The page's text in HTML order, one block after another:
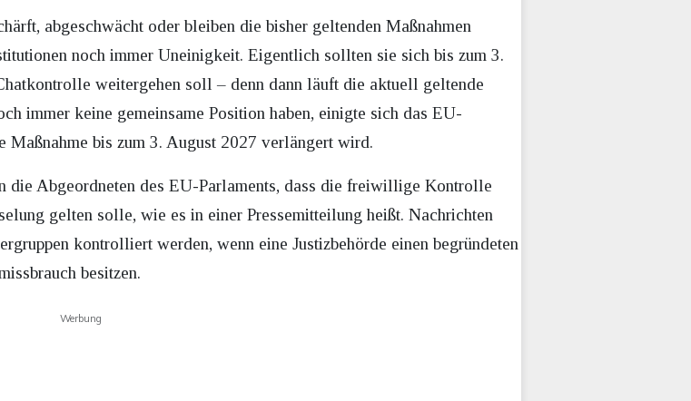
abgeschwächt oder bleiben die bisher geltenden Maßnahmen
noch immer Uneinigkeit. Eigentlich sollten sie sich bis zum 3.
weitergehen soll – denn dann läuft die aktuell geltende
immer keine gemeinsame Position haben, einigte sich das EU-
bis zum 3. August 2027 verlängert wird.
die Abgeordneten des EU-Parlaments, dass die freiwillige Kontrolle
gelten solle, wie es in einer Pressemitteilung heißt. Nachrichten
kontrolliert werden, wenn eine Justizbehörde einen begründeten
besitzen.
Werbung